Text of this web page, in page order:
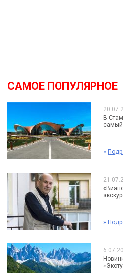
САМОЕ ПОПУЛЯРНОЕ
В
самый...
»
»